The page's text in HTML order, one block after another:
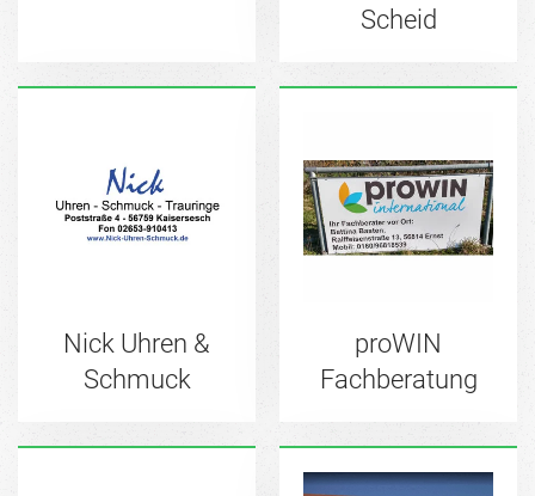
Scheid
Nick Uhren &
Schmuck
proWIN
Fachberatung